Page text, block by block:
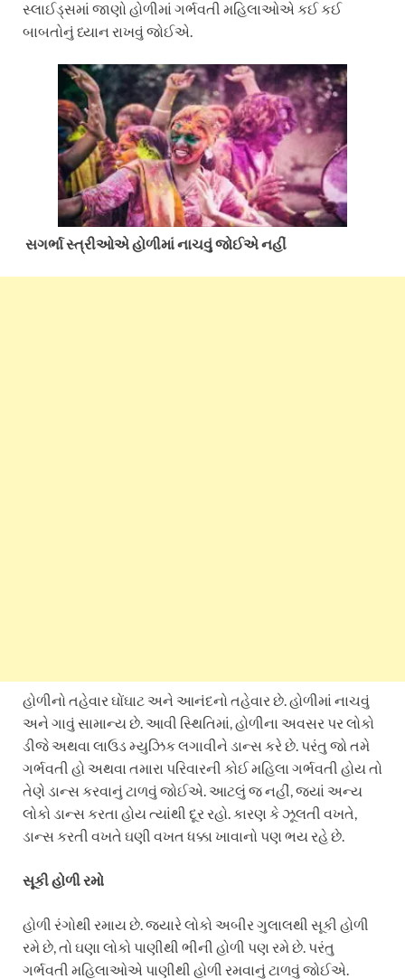
સ્લાઈડ્સમાં જાણો હોળીમાં ગર્ભવતી મહિલાઓએ કઈ કઈ
બાબતોનું ધ્યાન રાખવું જોઈએ.
સગર્ભા સ્ત્રીઓએ હોળીમાં નાચવું જોઈએ નહીં
હોળીનો તહેવાર ઘોંઘાટ અને આનંદનો તહેવાર છે. હોળીમાં નાચવું
અને ગાવું સામાન્ય છે. આવી સ્થિતિમાં, હોળીના અવસર પર લોકો
ડીજે અથવા લાઉડ મ્યુઝિક લગાવીને ડાન્સ કરે છે. પરંતુ જો તમે
ગર્ભવતી હો અથવા તમારા પરિવારની કોઈ મહિલા ગર્ભવતી હોય તો
તેણે ડાન્સ કરવાનું ટાળવું જોઈએ. આટલું જ નહીં, જ્યાં અન્ય
લોકો ડાન્સ કરતા હોય ત્યાંથી દૂર રહો. કારણ કે ઝૂલતી વખતે,
ડાન્સ કરતી વખતે ઘણી વખત ધક્કા ખાવાનો પણ ભય રહે છે.
સૂકી હોળી રમો
હોળી રંગોથી રમાય છે. જ્યારે લોકો અબીર ગુલાલથી સૂકી હોળી
રમે છે, તો ઘણા લોકો પાણીથી ભીની હોળી પણ રમે છે. પરંતુ
ગર્ભવતી મહિલાઓએ પાણીથી હોળી રમવાનું ટાળવું જોઈએ.